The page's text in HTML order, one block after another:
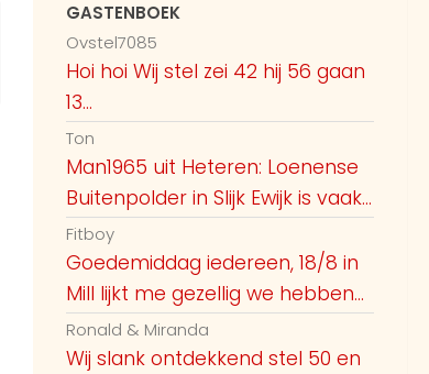
GASTENBOEK
Ovstel7085
Hoi hoi Wij stel zei 42 hij 56 gaan
13...
Ton
Man1965 uit Heteren: Loenense
Buitenpolder in Slijk Ewijk is vaak...
Fitboy
Goedemiddag iedereen, 18/8 in
Mill lijkt me gezellig we hebben...
Ronald & Miranda
Wij slank ontdekkend stel 50 en